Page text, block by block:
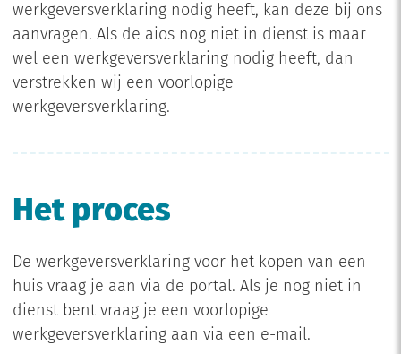
werkgeversverklaring nodig heeft, kan deze bij ons
aanvragen. Als de aios nog niet in dienst is maar
wel een werkgeversverklaring nodig heeft, dan
verstrekken wij een voorlopige
werkgeversverklaring.
Het proces
De werkgeversverklaring voor het kopen van een
huis vraag je aan via de portal. Als je nog niet in
dienst bent vraag je een voorlopige
werkgeversverklaring aan via een e-mail.